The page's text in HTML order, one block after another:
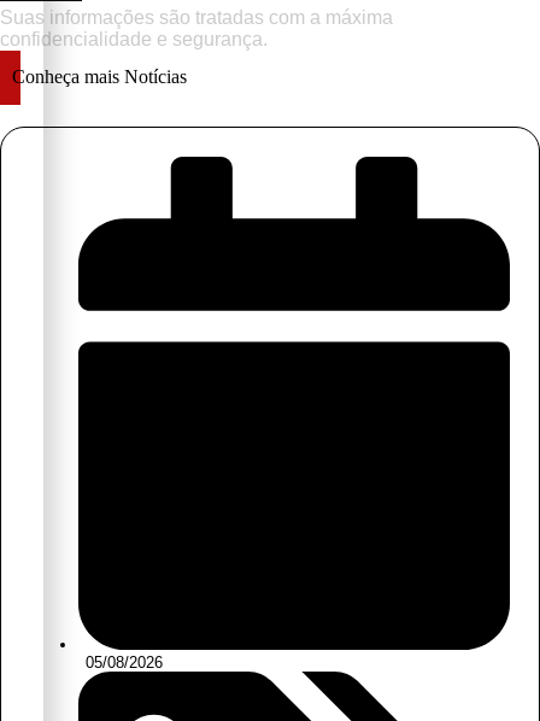
Suas informações são tratadas com a máxima
confidencialidade e segurança.
Conheça mais Notícias
05/08/2026